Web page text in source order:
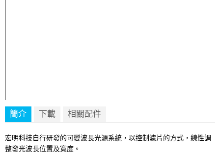
簡介 下載 相關配件
宏明科技自行研發的可變波長光源系統，以控制濾片的方式，線性調
整發光波長位置及寬度。